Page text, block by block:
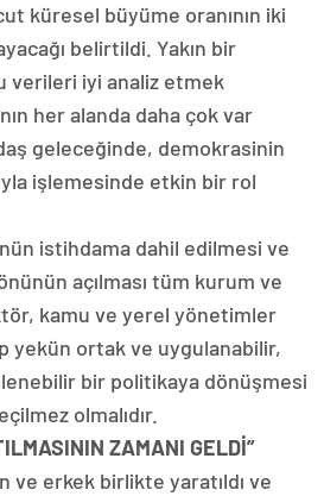
küresel büyüme oranının iki
belirtildi. Yakın bir
verileri iyi analiz etmek
her alanda daha çok var
geleceğinde, demokrasinin
işlemesinde etkin bir rol
istihdama dahil edilmesi ve
açılması tüm kurum ve
kamu ve yerel yönetimler
yekün ortak ve uygulanabilir,
bir politikaya dönüşmesi
olmalıdır.
ZAMANI GELDİ”
ve erkek birlikte yaratıldı ve